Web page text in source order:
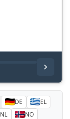
DE
EL
NL
NO